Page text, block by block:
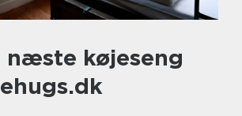
næste køjeseng